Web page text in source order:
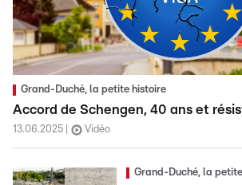
Grand-Duché, la petite histoire
Accord de Schengen, 40 ans et
13.06.2025 Vidéo
Grand-Duché, la